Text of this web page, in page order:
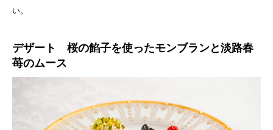
い。
デザート 桜の餡子を使ったモンブランと淡路春
苺のムース